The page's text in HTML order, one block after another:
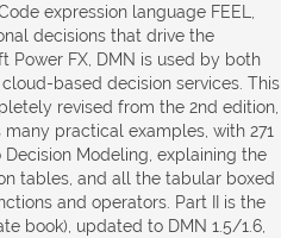
expression language FEEL,
decisions that drive the
Power FX, DMN is used by both
based decision services. This
revised from the 2nd edition,
practical examples, with 271
Modeling, explaining the
tables, and all the tabular boxed
and operators. Part II is the
book), updated to DMN 1.5/1.6,